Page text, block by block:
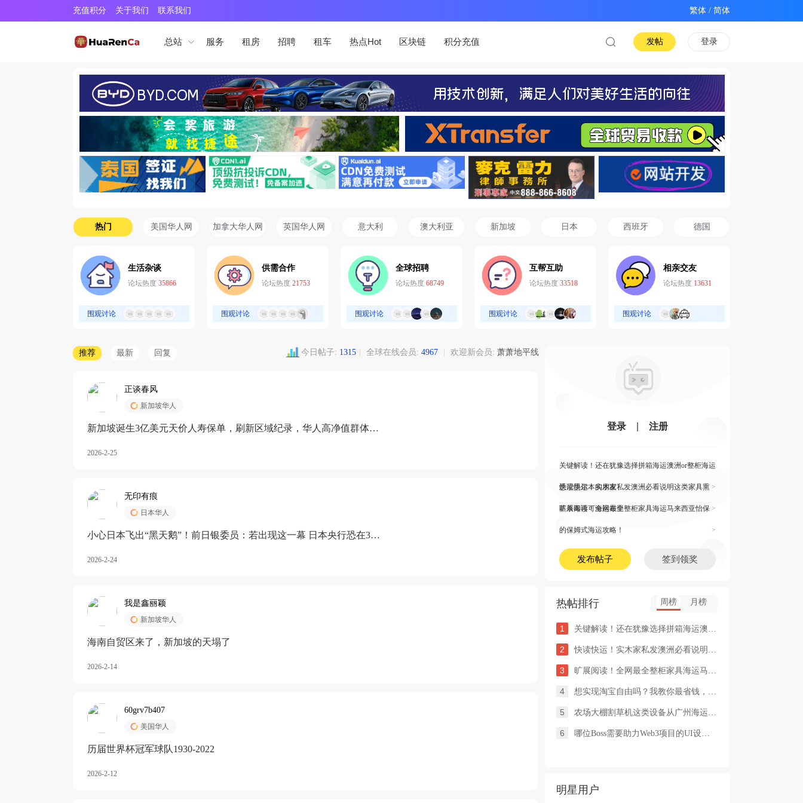
充值积分 关于我们 联系我们 /
总站 服务 租房 招聘 租车 热点Hot 区块链 积分充值 登录
发帖
热门 美国华人网 加拿大华人网 英国华人网 意大利 澳大利亚 新加坡 日本 西班牙 德国
生活杂谈
论坛热度 35866
围观讨论
供需合作
论坛热度 21753
围观讨论
全球招聘
论坛热度 68749
围观讨论
互帮互助
论坛热度 33518
围观讨论
相亲交友
论坛热度 13631
围观讨论
推荐 最新 回复 今日帖子: 1315 全球在线会员: 4967 欢迎新会员: 萧萧地平线
正谈春风
新加坡华人
新加坡诞生3亿美元天价人寿保单，刷新区域纪录，华人高净值群体成
2026-2-25
无印有痕
日本华人
小心日本飞出“黑天鹅”！前日银委员：若出现这一幕 日本央行恐在3月
2026-2-24
我是鑫丽颖
新加坡华人
海南自贸区来了，新加坡的天塌了
2026-2-14
60grv7b407
美国华人
历届世界杯冠军球队1930-2022
2026-2-12
登录 注册
关键解读！还在犹豫选择拼箱海运澳洲or整柜海运
悉尼墨尔本的朋友 >
快读快运！实木家私发澳洲必看说明这类家具熏
蒸杀毒再可海运布里 >
旷展阅读！全网最全整柜家具海运马来西亚怡保
的保姆式海运攻略！ >
发布帖子 签到领奖
热帖排行 周榜 月榜
1 关键解读！还在犹豫选择拼箱海运澳洲or整柜海运悉尼墨尔本的朋友
2 快读快运！实木家私发澳洲必看说明这类家具熏蒸杀毒再可海运布里
3 旷展阅读！全网最全整柜家具海运马来西亚怡保的保姆式海运攻略！
4 想实现淘宝自由吗？我教你最省钱，最方便的方法
5 农场大棚割草机这类设备从广州海运到澳洲堪培拉过海关需要提供什
6 哪位Boss需要助力Web3项目的UI设计，或qian
明星用户